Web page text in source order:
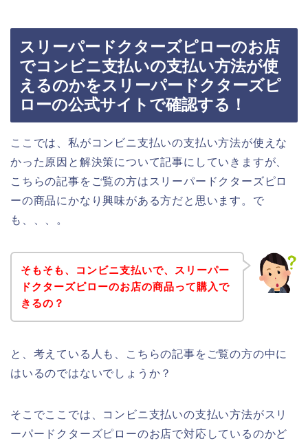
スリーパードクターズピローのお店
でコンビニ支払いの支払い方法が使
えるのかをスリーパードクターズピ
ローの公式サイトで確認する！
ここでは、私がコンビニ支払いの支払い方法が使えな
かった原因と解決策について記事にしていきますが、
こちらの記事をご覧の方はスリーパードクターズピロ
ーの商品にかなり興味がある方だと思います。で
も、、、。
そもそも、コンビニ支払いで、スリーパー
ドクターズピローのお店の商品って購入で
きるの？
と、考えている人も、こちらの記事をご覧の方の中に
はいるのではないでしょうか？
そこでここでは、コンビニ支払いの支払い方法がスリ
ーパードクターズピローのお店で対応しているのかど